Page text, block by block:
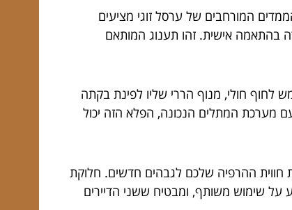
המורחבים של ערסל זוגי מציעים
בהתאמה אישית. זהו תענוג המותאם
חולי, מנוף הררי שליו לפינת בקתה
מערכת המתלים הנכונה, הפלא הזה יכול
חווית ההרפיה שלכם לגבהים חדשים. חלוקת
על שימוש משותף, ומבטיח ששני הדיירים